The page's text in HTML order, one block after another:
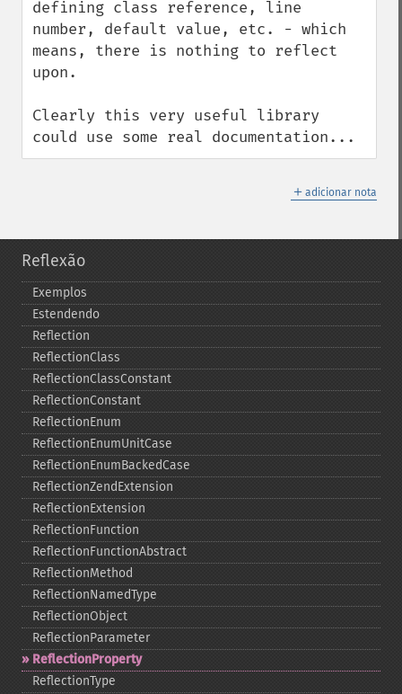
defining class reference, line
number, default value, etc. - which
means, there is nothing to reflect
upon.
Clearly this very useful library
could use some real documentation...
＋ adicionar nota
Reflexão
Exemplos
Estendendo
Reflection
ReflectionClass
ReflectionClassConstant
ReflectionConstant
ReflectionEnum
ReflectionEnumUnitCase
ReflectionEnumBackedCase
ReflectionZendExtension
ReflectionExtension
ReflectionFunction
ReflectionFunctionAbstract
ReflectionMethod
ReflectionNamedType
ReflectionObject
ReflectionParameter
ReflectionProperty
ReflectionType